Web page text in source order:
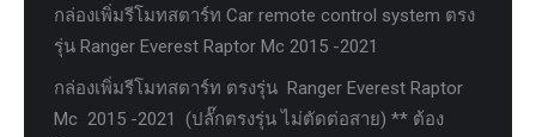
กล่องเพิ่มรีโมทสตาร์ท Car remote control system ตรง
รุ่น Ranger Everest Raptor Mc 2015 -2021
กล่องเพิ่มรีโมทสตาร์ท ตรงรุ่น Ranger Everest Raptor
Mc 2015 -2021 (ปลั๊กตรงรุ่น ไม่ตัดต่อสาย) ** ต้อง